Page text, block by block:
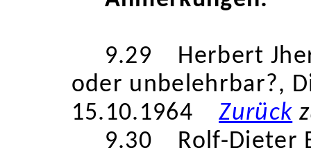
9.29 Herbert
oder unbelehrbar?,
15.10.1964
Zurück
9.30
Rolf-Dieter